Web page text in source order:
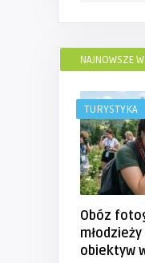
NAJNOWSZE
TURYSTYKA
Obóz
obiektyw